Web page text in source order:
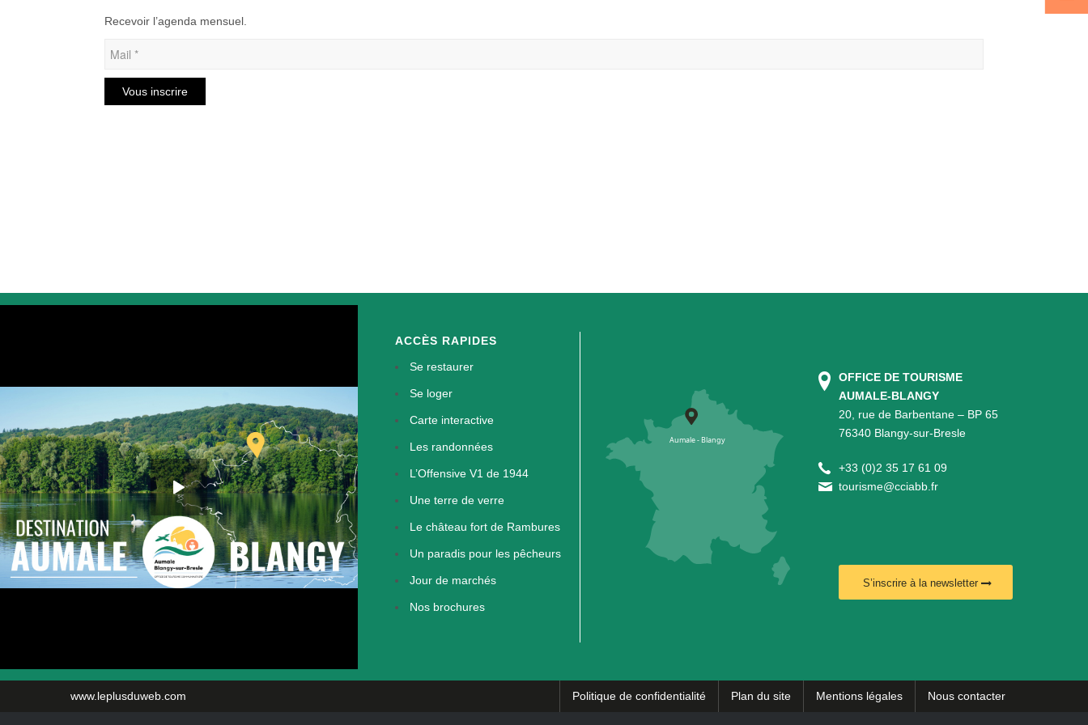
Recevoir l’agenda mensuel.
ACCÈS RAPIDES
Se restaurer
Se loger
Carte interactive
Les randonnées
L’Offensive V1 de 1944
Une terre de verre
Le château fort de Rambures
Un paradis pour les pêcheurs
Jour de marchés
Nos brochures
OFFICE DE TOURISME
AUMALE-BLANGY
20, rue de Barbentane – BP 65
76340 Blangy-sur-Bresle
+33 (0)2 35 17 61 09
tourisme@cciabb.fr
S’inscrire à la newsletter
www.leplusduweb.com Politique de confidentialité Plan du site Mentions légales Nous contacter